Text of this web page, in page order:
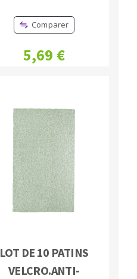
Comparer
5,69 €
LOT DE 10 PATINS
VELCRO.ANTI-